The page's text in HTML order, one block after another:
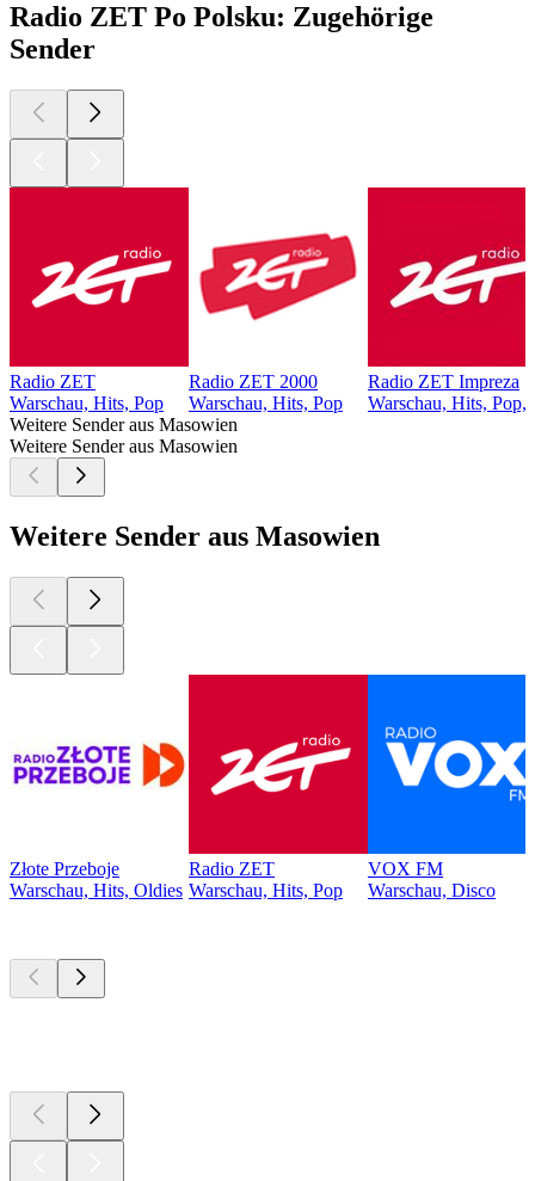
Radio ZET Po Polsku: Zugehörige
Sender
Radio ZET
Warschau, Hits, Pop
Radio ZET 2000
Warschau, Hits, Pop
Radio ZET Impreza
Warschau, Hits, Pop,
Weitere Sender aus Masowien
Weitere Sender aus Masowien
Weitere Sender aus Masowien
Złote Przeboje
Warschau, Hits, Oldies
Radio ZET
Warschau, Hits, Pop
VOX FM
Warschau, Disco